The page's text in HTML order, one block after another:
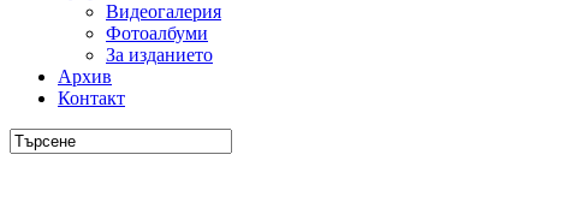
Видеогалерия
Фотоалбуми
За изданието
Архив
Контакт